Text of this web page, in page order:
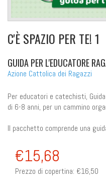
C'È SPAZIO PER TE! 1
GUIDA PER L'EDUCATORE
Azione Cattolica dei Ragazzi
Per educatori e catechisti,
di 6-8 anni, per un cammino
Il pacchetto comprende una
€15,68
Prezzo di copertina: €16,50